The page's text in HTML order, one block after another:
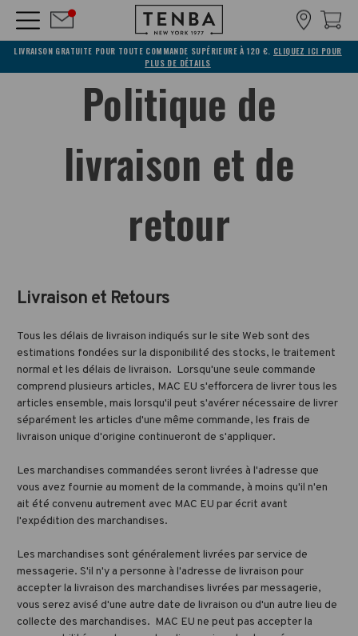
LIVRAISON GRATUITE POUR TOUTE COMMANDE SUPÉRIEURE À 120 €. CLIQUEZ ICI POUR
PLUS DE DÉTAILS
Politique de
livraison et de
retour
Livraison et Retours
Tous les délais de livraison indiqués sur le site Web sont des
estimations fondées sur la disponibilité des stocks, le traitement
normal et les délais de livraison. Lorsqu'une seule commande
comprend plusieurs articles, MAC EU s'efforcera de livrer tous les
articles ensemble, mais lorsqu'il peut s'avérer nécessaire de livrer
séparément les articles d'une même commande, les frais de
livraison unique d'origine continueront de s'appliquer.
Les marchandises commandées seront livrées à l'adresse que
vous avez fournie au moment de la commande, à moins qu'il n'en
ait été convenu autrement avec MAC EU par écrit avant
l'expédition des marchandises.
Les marchandises sont généralement livrées par service de
messagerie. S'il n'y a personne à l'adresse de livraison pour
accepter la livraison des marchandises livrées par messagerie,
vous serez avisé d'une autre date de livraison ou d'un autre lieu de
collecte des marchandises. MAC EU ne peut pas accepter la